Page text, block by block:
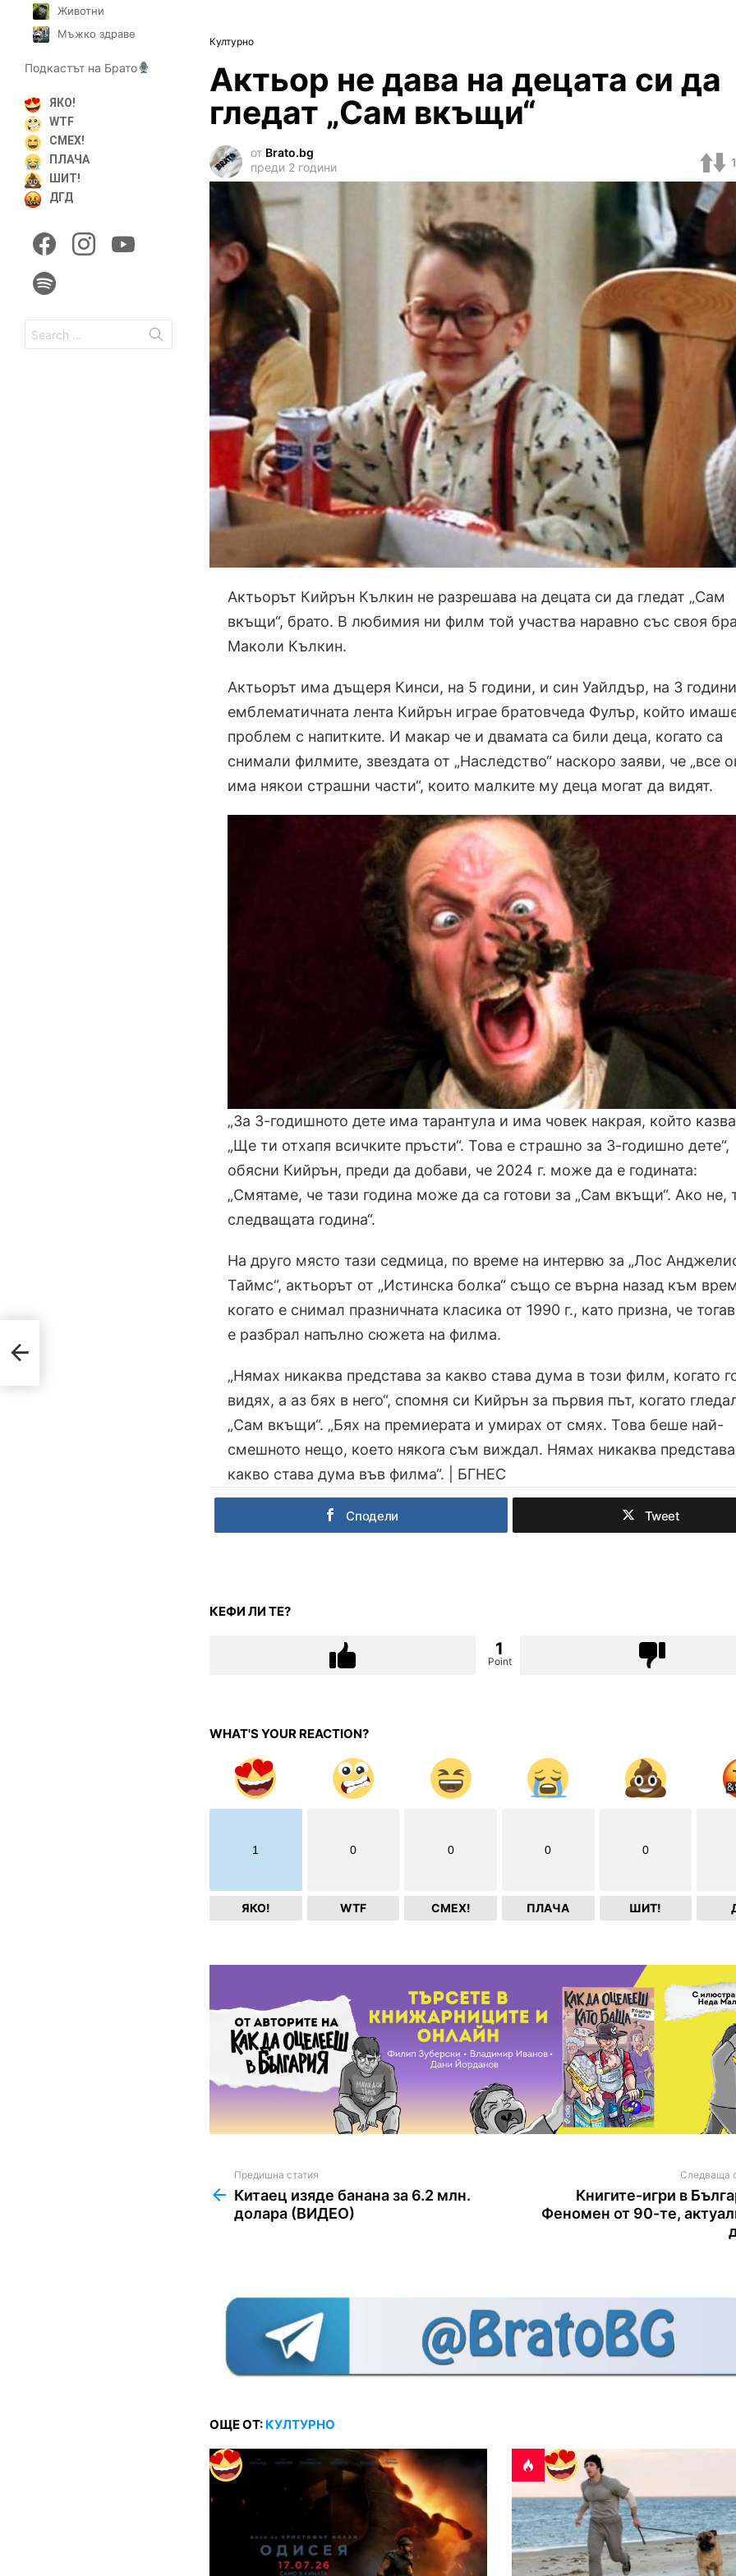
Културно
Актьор не дава на децата си да
гледат „Сам вкъщи“
от Brato.bg
преди 2 години
1
Актьорът Кийрън Кълкин не разрешава на децата си да гледат „Сам
вкъщи“, брато. В любимия ни филм той участва наравно със своя
Маколи Кълкин.
Актьорът има дъщеря Кинси, на 5 години, и син Уайлдър, на 3
емблематичната лента Кийрън играе братовчеда Фулър, който
проблем с напитките. И макар че и двамата са били деца, когато са
снимали филмите, звездата от „Наследство“ наскоро заяви, че „все
има някои страшни части“, които малките му деца могат да видят.
„За 3-годишното дете има тарантула и има човек накрая, който
„Ще ти отхапя всичките пръсти“. Това е страшно за 3-годишно дете“,
обясни Кийрън, преди да добави, че 2024 г. може да е годината:
„Смятаме, че тази година може да са готови за „Сам вкъщи“. Ако не,
следващата година“.
На друго място тази седмица, по време на интервю за „Лос
Таймс“, актьорът от „Истинска болка“ също се върна назад към
когато е снимал празничната класика от 1990 г., като призна, че
е разбрал напълно сюжета на филма.
„Нямах никаква представа за какво става дума в този филм, когато
видях, а аз бях в него“, спомня си Кийрън за първия път, когато
„Сам вкъщи“. „Бях на премиерата и умирах от смях. Това беше най-
смешното нещо, което някога съм виждал. Нямах никаква
какво става дума във филма“. | БГНЕС
Сподели Tweet
КЕФИ ЛИ ТЕ?
1
Point
WHAT'S YOUR REACTION?
1
ЯКО!
0
WTF
0
СМЕХ!
0
ПЛАЧА
0
ШИТ!
more
Предишна статия
Китаец изяде банана за 6.2 млн.
долара (ВИДЕО)
Следваща
Книгите-игри в
Феномен от 90-те,
ОЩЕ ОТ: КУЛТУРНО
Животни
Мъжко здраве
Подкастът на Брато
ЯКО!
WTF
СМЕХ!
ПЛАЧА
ШИТ!
ДГД
for: